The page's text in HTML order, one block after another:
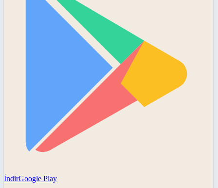
İndirGoogle Play